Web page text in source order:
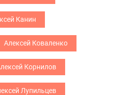
Канин
Алексей Коваленко
Корнилов
Лупильцев